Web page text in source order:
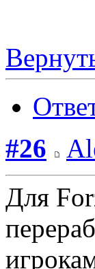
#26
Для